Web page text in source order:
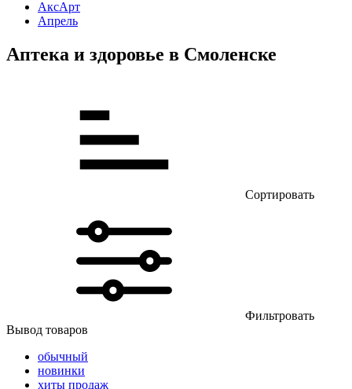
АксАрт
Апрель
Аптека и здоровье в Смоленске
Сортировать
Фильтровать
Вывод товаров
обычный
новинки
хиты продаж